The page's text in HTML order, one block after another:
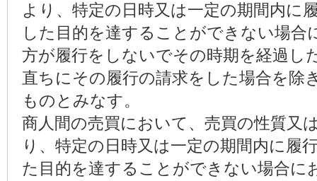
より、特定の日時又は一定の期間内に
した目的を達することができない場合
方が履行をしないでその時期を経過し
直ちにその履行の請求をした場合を除
ものとみなす。
商人間の売買において、売買の性質又
り、特定の日時又は一定の期間内に履
た目的を達することができない場合に